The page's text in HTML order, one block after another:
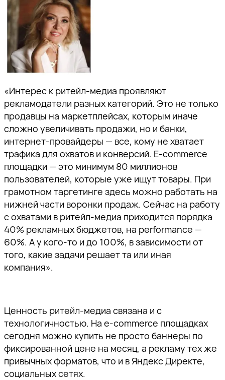
«Интерес к ритейл-медиа проявляют
рекламодатели разных категорий. Это не только
продавцы на маркетплейсах, которым иначе
сложно увеличивать продажи, но и банки,
интернет-провайдеры — все, кому не хватает
трафика для охватов и конверсий. E-commerce
площадки — это минимум 80 миллионов
пользователей, которые уже ищут товары. При
грамотном таргетинге здесь можно работать на
нижней части воронки продаж. Сейчас на работу
с охватами в ритейл-медиа приходится порядка
40% рекламных бюджетов, на performance —
60%. А у кого-то и до 100%, в зависимости от
того, какие задачи решает та или иная
компания».
Ценность ритейл-медиа связана и с
технологичностью. На e-commerce площадках
сегодня можно купить не просто баннеры по
фиксированной цене на месяц, а рекламу тех же
привычных форматов, что и в Яндекс Директе,
социальных сетях.